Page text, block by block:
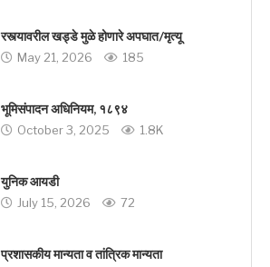
रस्त्यावरील खड्डे मुळे होणारे अपघात/मृत्यू
May 21, 2026 185
भूमिसंपादन अधिनियम, १८९४
October 3, 2025 1.8K
युनिक आयडी
July 15, 2026 72
प्रशासकीय मान्यता व तांत्रिक मान्यता